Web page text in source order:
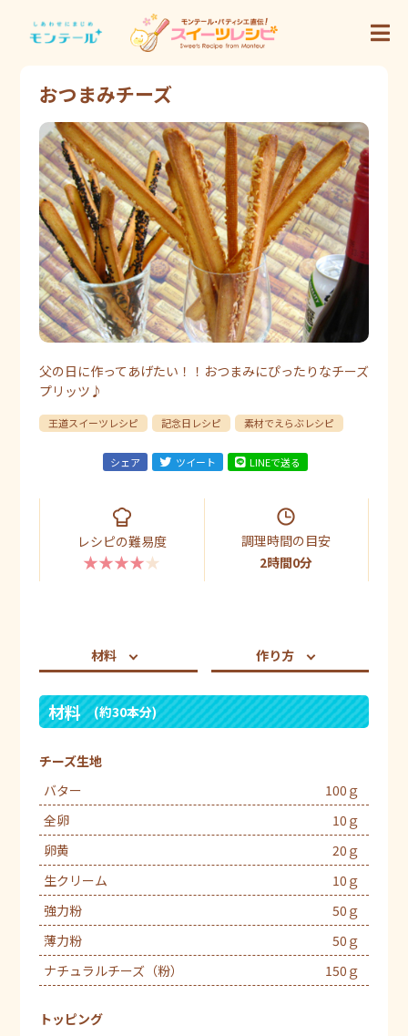
おつまみチーズ
父の日に作ってあげたい！！おつまみにぴったりなチーズ
プリッツ♪
王道スイーツレシピ 記念日レシピ 素材でえらぶレシピ
シェア ツイート LINEで送る
レシピの難易度
★★★★★
調理時間の目安
2時間0分
材料 作り方
材料 (約30本分)
チーズ生地
バター
100ｇ
全卵
10ｇ
卵黄
20ｇ
生クリーム
10ｇ
強力粉
50ｇ
薄力粉
50ｇ
ナチュラルチーズ（粉）
150ｇ
トッピング